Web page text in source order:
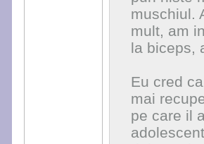
muschiul.
mult, am
la biceps,
Eu cred
mai
pe care il